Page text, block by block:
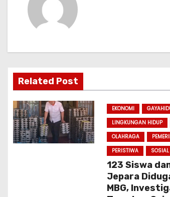
a
v
i
g
a
Related Post
EKONOMI
LINGKUNGAN HIDUP
OLAHRAGA
PERISTIWA
SOSIAL
123 Siswa
Jepara
MBG,